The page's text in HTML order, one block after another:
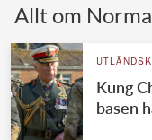
Allt om
Kung
basen